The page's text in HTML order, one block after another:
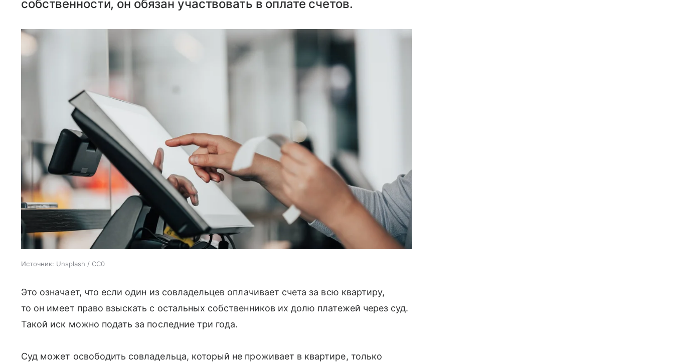
собственности, он обязан участвовать в оплате счетов.
Источник: Unsplash / CC0
Это означает, что если один из совладельцев оплачивает счета за всю квартиру,
то он имеет право взыскать с остальных собственников их долю платежей через суд.
Такой иск можно подать за последние три года.
Суд может освободить совладельца, который не проживает в квартире, только